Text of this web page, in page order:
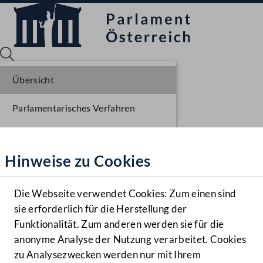
Hilfe
Benutzer
Navigationsmenü öffnen
MENÜ
Hinweise zu Cookies
Die Webseite verwendet Cookies: Zum einen sind
sie erforderlich für die Herstellung der
Funktionalität. Zum anderen werden sie für die
anonyme Analyse der Nutzung verarbeitet. Cookies
zu Analysezwecken werden nur mit Ihrem
Übersicht
Parlamentarisches Verfahren
Ausschussberatungen NR